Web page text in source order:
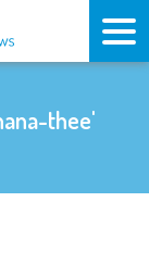
thee'